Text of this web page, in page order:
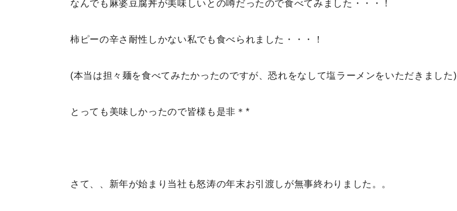
なんでも麻婆豆腐丼が美味しいとの噂だったので食べてみました・・・！
柿ピーの辛さ耐性しかない私でも食べられました・・・！
(本当は担々麺を食べてみたかったのですが、恐れをなして塩ラーメンをいただきました)
とっても美味しかったので皆様も是非＊*
さて、、新年が始まり当社も怒涛の年末お引渡しが無事終わりました。。